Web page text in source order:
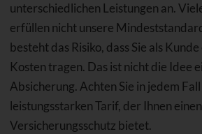
unterschiedlichen Leistungen an.
erfüllen nicht unsere
besteht das Risiko, dass Sie als
Kosten tragen. Das ist nicht die Idee
Absicherung. Achten Sie in jedem
leistungsstarken Tarif, der Ihnen
Versicherungsschutz bietet.